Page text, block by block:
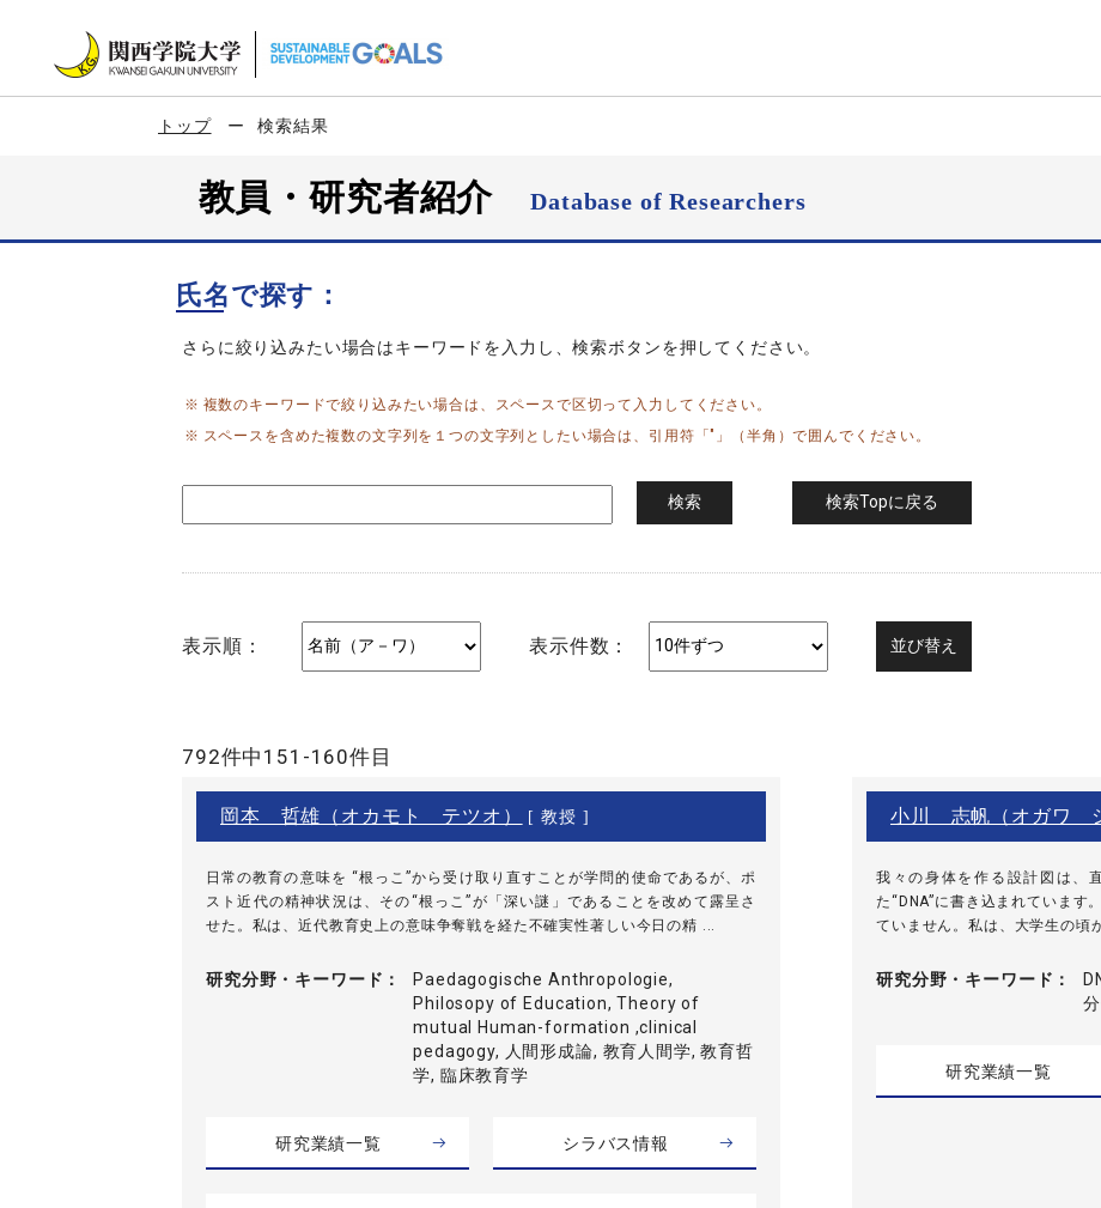
トップ 検索結果
教員・研究者紹介Database of Researchers
氏名で探す：
さらに絞り込みたい場合はキーワードを入力し、検索ボタンを押してください。
複数のキーワードで絞り込みたい場合は、スペースで区切って入力してください。
スペースを含めた複数の文字列を１つの文字列としたい場合は、引用符「"」（半角）で囲んでください。
表示順： 表示件数：
792件中151-160件目
岡本 哲雄（オカモト テツオ） [ 教授 ]
日常の教育の意味を “根っこ”から受け取り直すことが学問的使命であるが、ポ
スト近代の精神状況は、その“根っこ”が「深い謎」であることを改めて露呈さ
せた。私は、近代教育史上の意味争奪戦を経た不確実性著しい今日の精 ...
研究分野・ キーワード
Paedagogische Anthropologie,
Philosopy of Education, Theory of
mutual Human-formation ,clinical
pedagogy, 人間形成論, 教育人間学, 教育哲
学, 臨床教育学
研究業績一覧 シラバス情報
小川 志帆（オガワ
我々の身体を作る設計図は、
た“DNA”に書き込まれています
ていません。私は、大学生の頃
研究分野・ キーワード
研究業績一覧